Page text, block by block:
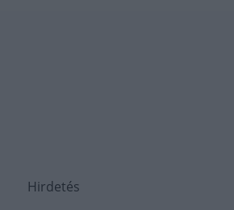
Hirdetés